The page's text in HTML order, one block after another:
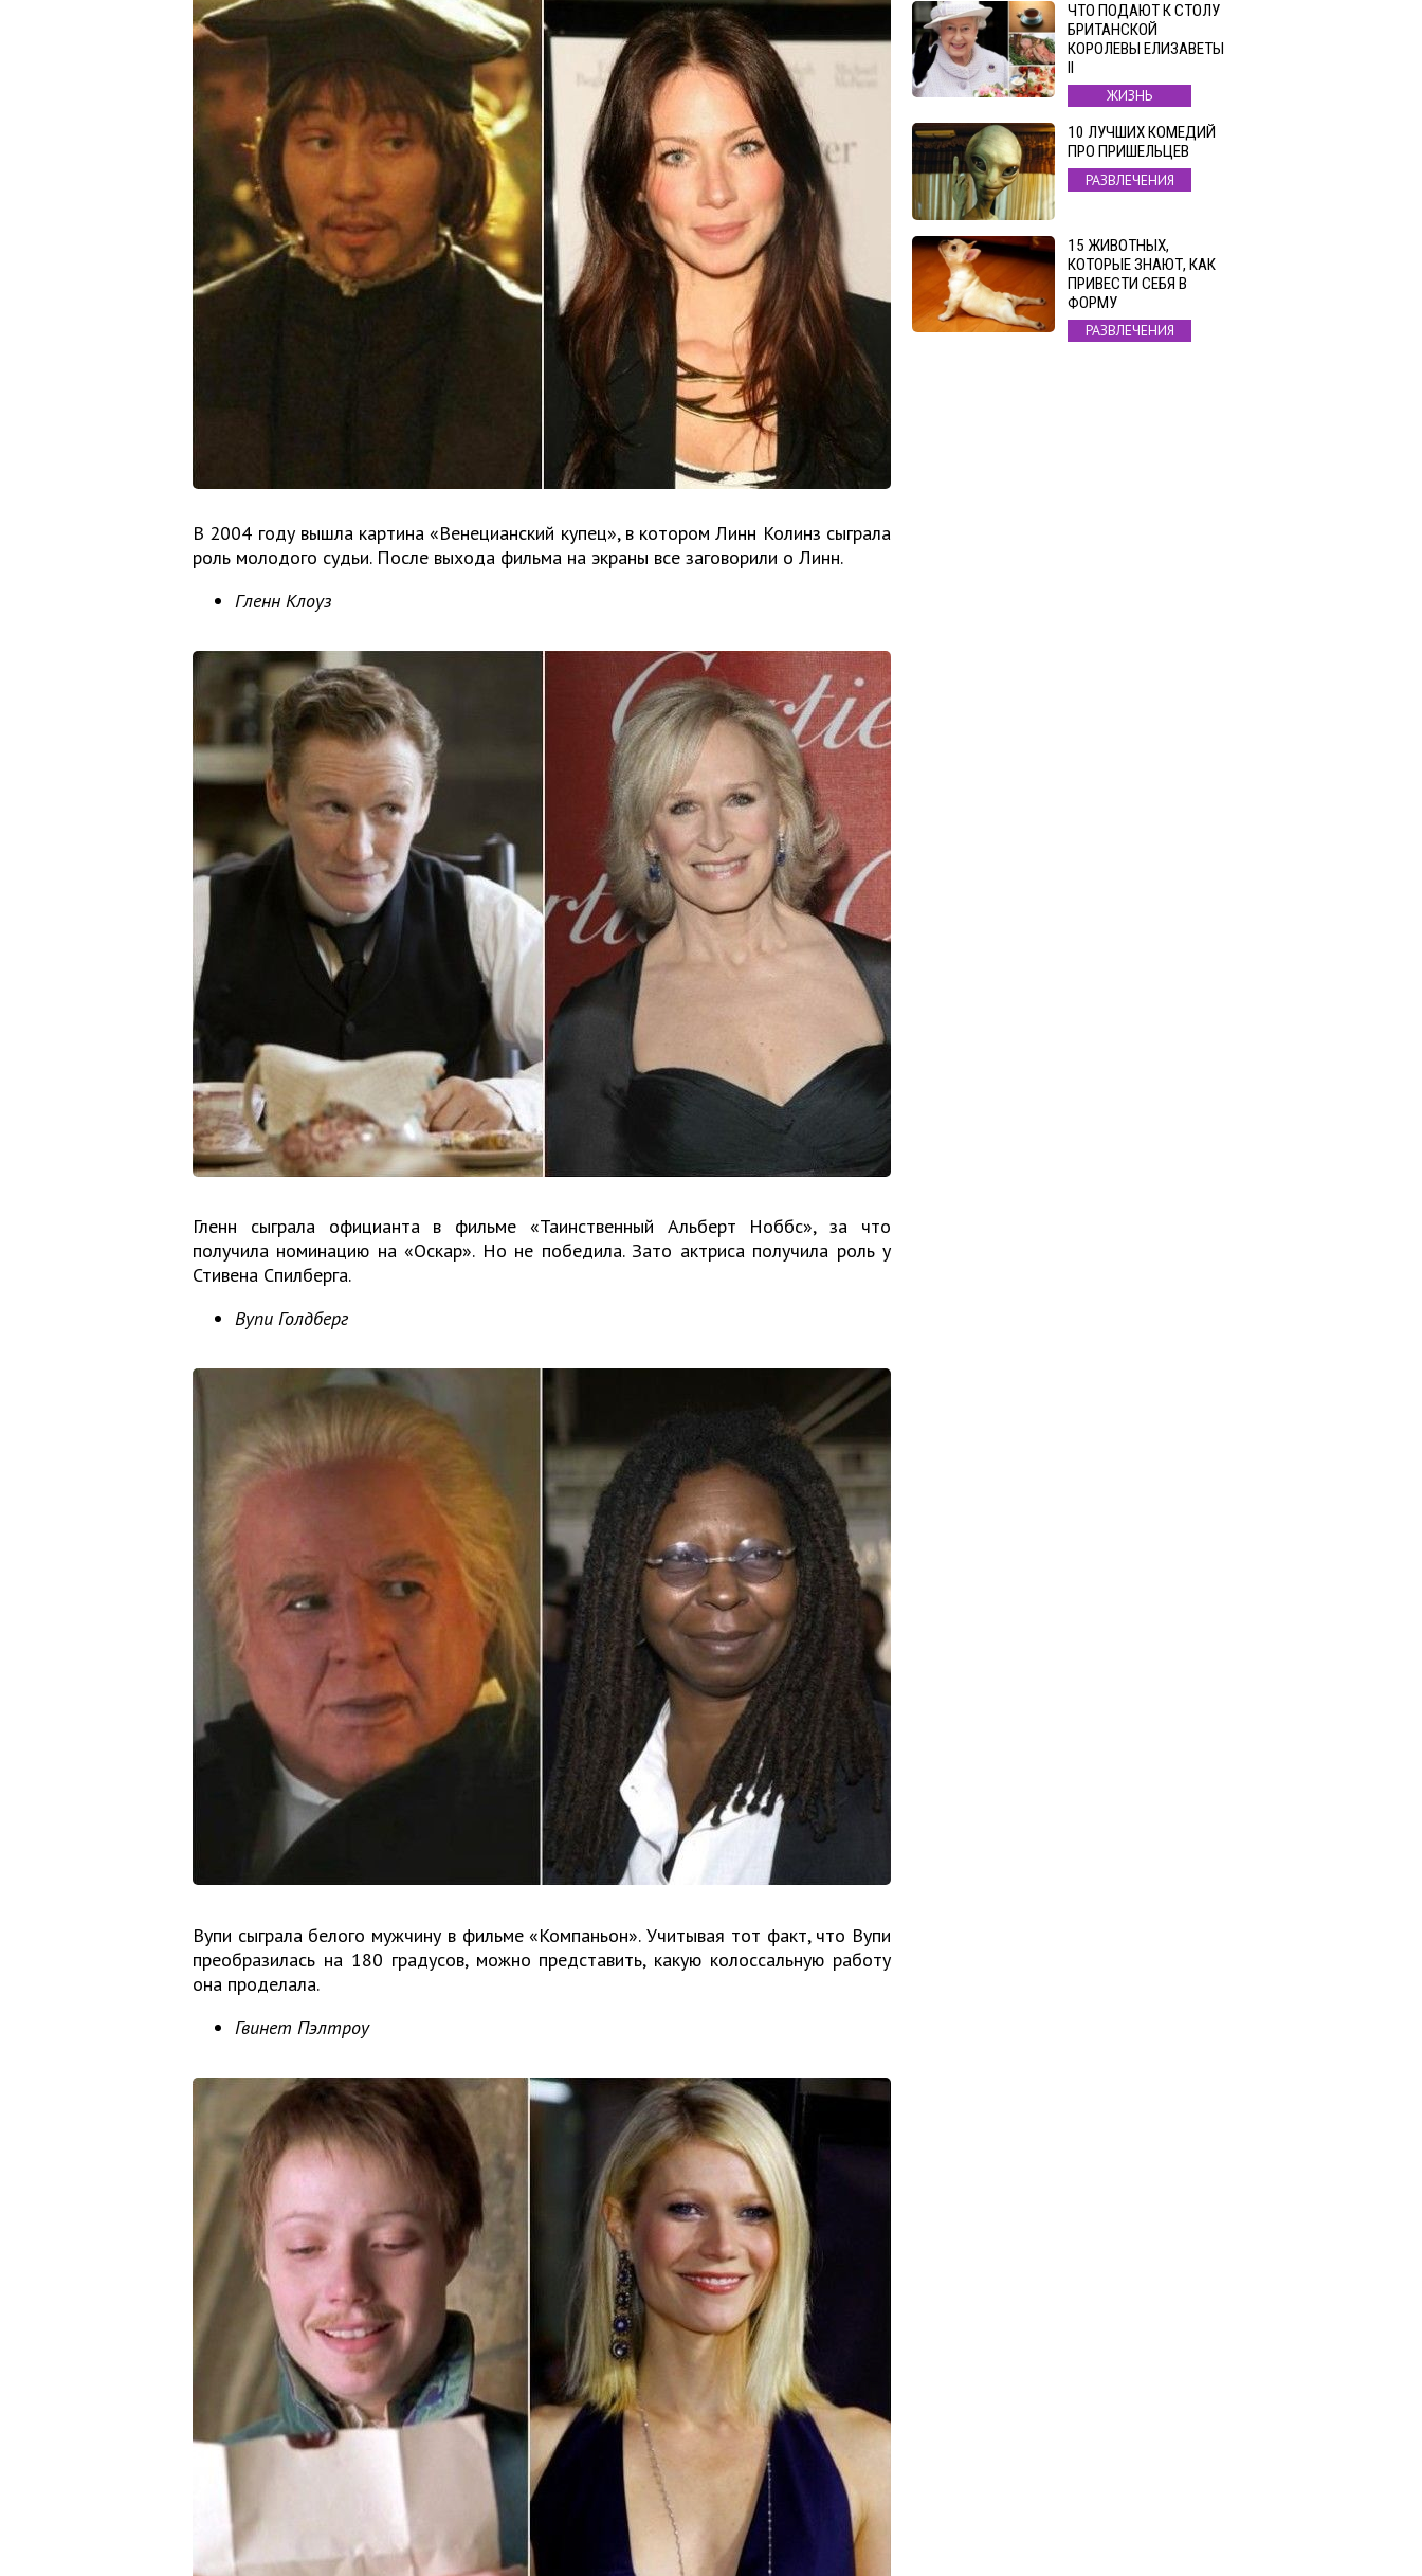
В 2004 году вышла картина «Венецианский купец», в котором Линн Колинз сыграла
роль молодого судьи. После выхода фильма на экраны все заговорили о Линн.
Гленн Клоуз
Гленн сыграла официанта в фильме «Таинственный Альберт Ноббс», за что
получила номинацию на «Оскар». Но не победила. Зато актриса получила роль у
Стивена Спилберга.
Вупи Голдберг
Вупи сыграла белого мужчину в фильме «Компаньон». Учитывая тот факт, что Вупи
преобразилась на 180 градусов, можно представить, какую колоссальную работу
она проделала.
Гвинет Пэлтроу
ЧТО ПОДАЮТ К СТОЛУ
БРИТАНСКОЙ
КОРОЛЕВЫ ЕЛИЗАВЕТЫ
II
ЖИЗНЬ
10 ЛУЧШИХ КОМЕДИЙ
ПРО ПРИШЕЛЬЦЕВ
РАЗВЛЕЧЕНИЯ
15 ЖИВОТНЫХ,
КОТОРЫЕ ЗНАЮТ, КАК
ПРИВЕСТИ СЕБЯ В
ФОРМУ
РАЗВЛЕЧЕНИЯ